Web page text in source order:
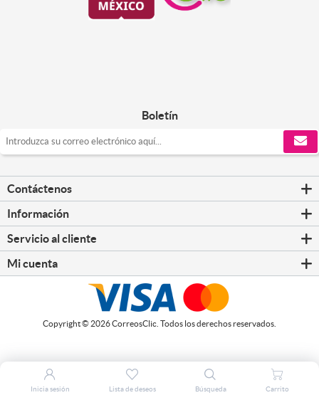
Boletín
Contáctenos
Información
Servicio al cliente
Mi cuenta
Copyright © 2026 CorreosClic. Todos los derechos reservados.
Inicia sesión Lista de deseos Búsqueda Carrito